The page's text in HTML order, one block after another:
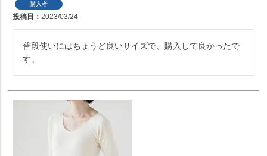
購入者
投稿日 2023/03/24
普段使いにはちょうど良いサイズで、購入して良かったで
す。